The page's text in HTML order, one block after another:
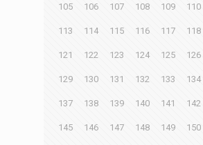
105 106 107 108 109 110
113 114 115 116 117 118
121 122 123 124 125 126
129 130 131 132 133 134
137 138 139 140 141 142
145 146 147 148 149 150